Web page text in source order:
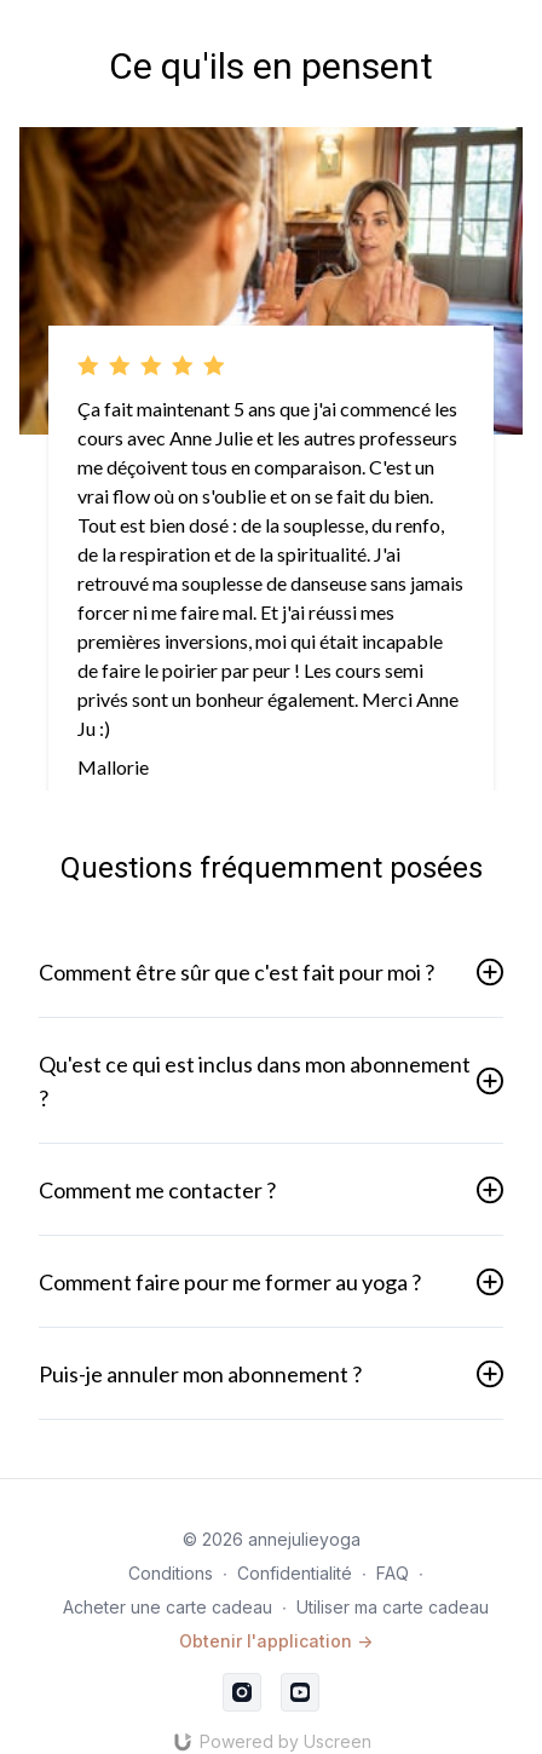
Ce qu'ils en pensent
Ça fait maintenant 5 ans que j'ai commencé les
cours avec Anne Julie et les autres professeurs
me déçoivent tous en comparaison. C'est un
vrai flow où on s'oublie et on se fait du bien.
Tout est bien dosé : de la souplesse, du renfo,
de la respiration et de la spiritualité. J'ai
retrouvé ma souplesse de danseuse sans jamais
forcer ni me faire mal. Et j'ai réussi mes
premières inversions, moi qui était incapable
de faire le poirier par peur ! Les cours semi
privés sont un bonheur également. Merci Anne
Ju :)
Mallorie
Questions fréquemment posées
Comment être sûr que c'est fait pour moi ?
Qu'est ce qui est inclus dans mon abonnement
?
Comment me contacter ?
Comment faire pour me former au yoga ?
Puis-je annuler mon abonnement ?
© 2026 annejulieyoga
Conditions ∙ Confidentialité ∙ FAQ ∙
Acheter une carte cadeau ∙ Utiliser ma carte cadeau
Obtenir l'application ->
Powered by Uscreen